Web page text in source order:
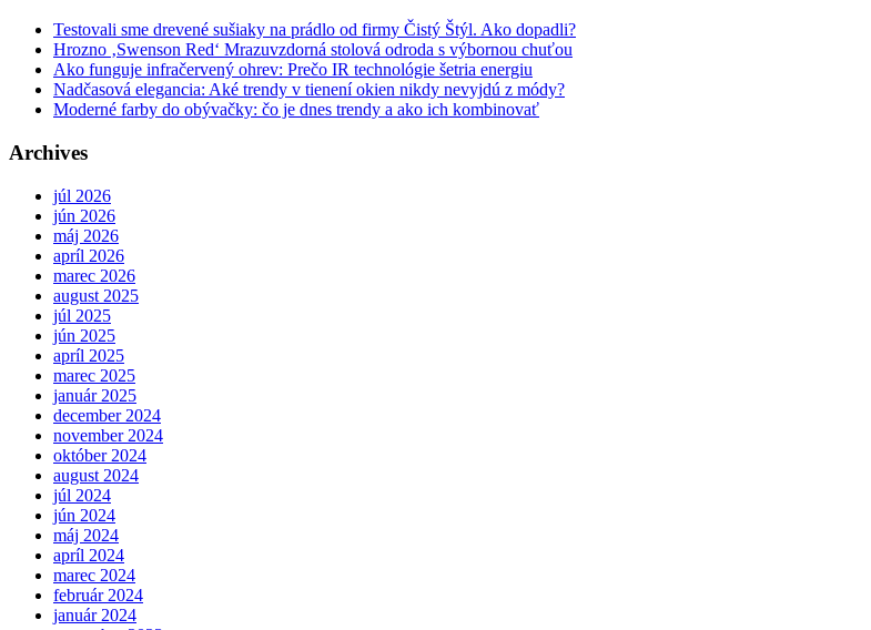
Testovali sme drevené sušiaky na prádlo od firmy Čistý Štýl. Ako dopadli?
Hrozno ‚Swenson Red‘ Mrazuvzdorná stolová odroda s výbornou chuťou
Ako funguje infračervený ohrev: Prečo IR technológie šetria energiu
Nadčasová elegancia: Aké trendy v tienení okien nikdy nevyjdú z módy?
Moderné farby do obývačky: čo je dnes trendy a ako ich kombinovať
Archives
júl 2026
jún 2026
máj 2026
apríl 2026
marec 2026
august 2025
júl 2025
jún 2025
apríl 2025
marec 2025
január 2025
december 2024
november 2024
október 2024
august 2024
júl 2024
jún 2024
máj 2024
apríl 2024
marec 2024
február 2024
január 2024